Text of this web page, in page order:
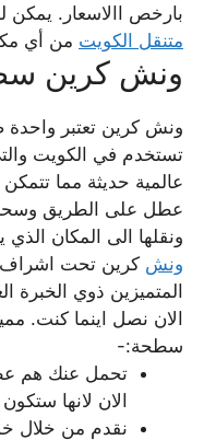
بارخص االاسعار. يمكن
متنقل الكويت من أي
ونش كرين
ونش كرين تعتبر
تستخدم في الكويت
عالمية حديثة مما
عطل على الطريق
ونقلها الى المكان
ونش كرين تحت اشراف
المتميزين ذوي الخبرة
الان نصل اينما كنت.
سطحة:-
تحمل عنك هم
الان لانها
نقدم من خلال